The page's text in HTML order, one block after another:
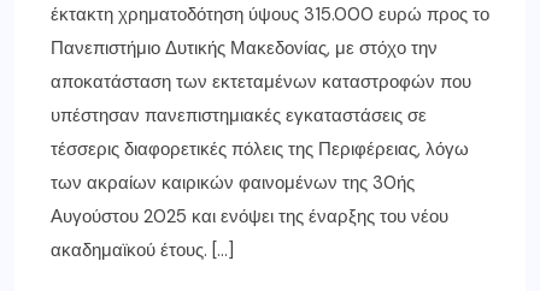
έκτακτη χρηματοδότηση ύψους 315.000 ευρώ προς το
Πανεπιστήμιο Δυτικής Μακεδονίας, με στόχο την
αποκατάσταση των εκτεταμένων καταστροφών που
υπέστησαν πανεπιστημιακές εγκαταστάσεις σε
τέσσερις διαφορετικές πόλεις της Περιφέρειας, λόγω
των ακραίων καιρικών φαινομένων της 30ής
Αυγούστου 2025 και ενόψει της έναρξης του νέου
ακαδημαϊκού έτους. […]